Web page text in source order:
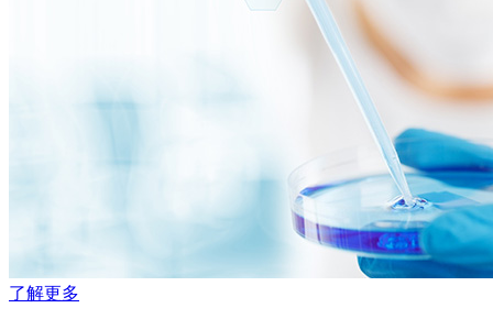
了解更多